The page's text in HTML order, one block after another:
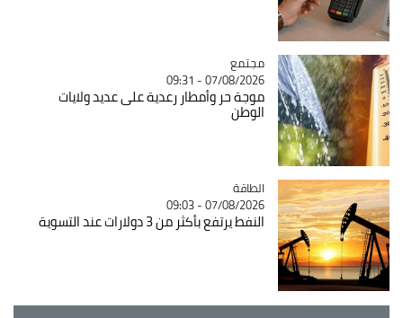
Catégorie
مجتمع
07/08/2026 - 09:31
موجة حر وأمطار رعدية على عديد ولايات
الوطن
Catégorie
الطاقة
07/08/2026 - 09:03
النفط يرتفع بأكثر من 3 دولارات عند التسوية